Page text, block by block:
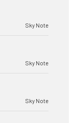
Sky Note
Sky Note
Sky Note